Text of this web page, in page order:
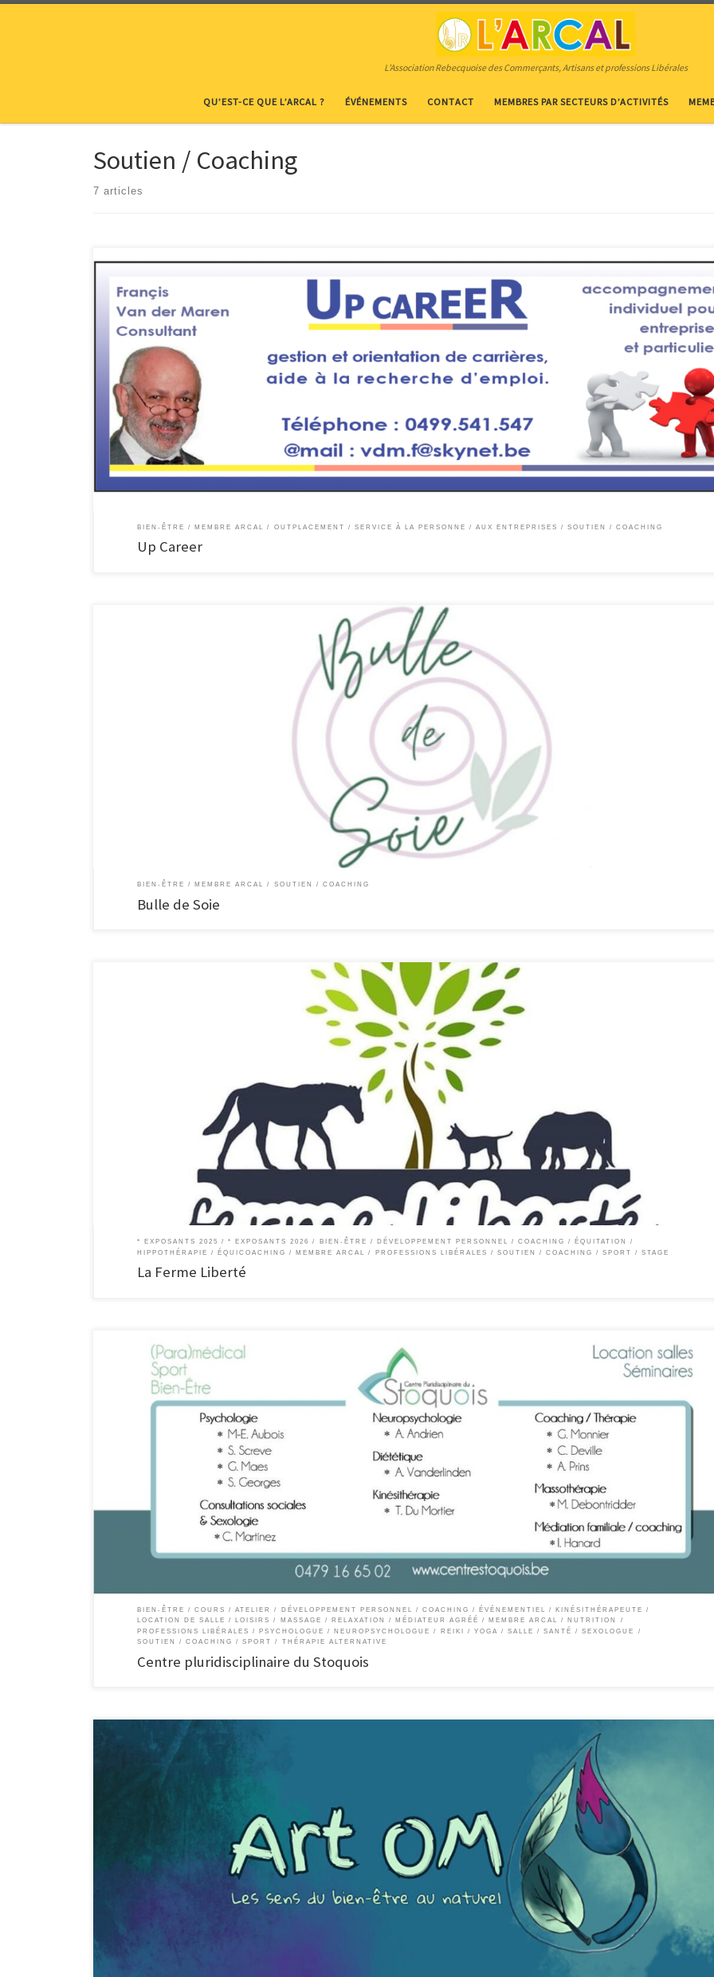
L’Association Rebecquoise des Commerçants, Artisans et professions Libérales
QU’EST-CE QUE L’ARCAL ? ÉVÉNEMENTS CONTACT MEMBRES PAR SECTEURS D’ACTIVITÉS
Soutien / Coaching
7 articles
Up Career Conseil en gestion et orientation de carrière, outplacement Conseil en gestion et orientation de carrière Outplacement
individuel pour entreprises et particuliers Rue Docteur Colson, 76 1430 REBECQ GSM.: +32.499.54.15.47
BIEN-ÊTRE MEMBRE ARCAL OUTPLACEMENT SERVICE À LA PERSONNE / AUX ENTREPRISES SOUTIEN / COACHING
Up Career
Bulle de Soie Ateliers psycho-créatifs, soutien émotionnel et relationel C’est le moment de prendre soin de soi et d’en profiter pour se poser et se
déposer dans les ateliers « Bulle de Soie ». Services Ateliers psycho-créatifs Soutien émotionnel et relationel pour parents et ados Rue Haute, 10
BIEN-ÊTRE MEMBRE ARCAL SOUTIEN / COACHING
Bulle de Soie
La Ferme Liberté Hippothérapie – Equicoaching – Stage et cours ‘cheval au naturel’ Centre d’hippothérapie & d’équicoaching, de développement
personnel & bien être et ferme d’animation. Services Hippothérapie : Favoriser la connaissance de soi et l’épanouissement de la personne par un
accompagnement basé sur la relation avec le cheval.(séance privée […]
* EXPOSANTS 2025 * EXPOSANTS 2026 BIEN-ÊTRE DÉVELOPPEMENT PERSONNEL / COACHING
ÉQUITATION
HIPPOTHÉRAPIE / ÉQUICOACHING
MEMBRE ARCAL PROFESSIONS LIBÉRALES SOUTIEN / COACHING SPORT STAGE
La Ferme Liberté
Centre Pluridisciplinaire du Stoquois Santé – Psychologie – Sport – Location de salles – Événementiel Activités : Santé Sport Bien-être Mise à
disposition de salles Évènementiel Le centre est composé d’une équipe de professionnels qui vous reçoivent en consultation : quatre
une neuropsychologue un coach/thérapeute/hypnothérapeute/sophrologue une assistante sociale une sexologue un kinésithérapeute
une massothérapeute un coach mental une médiatrice familiale […]
BIEN-ÊTRE COURS / ATELIER DÉVELOPPEMENT PERSONNEL / COACHING ÉVÉNEMENTIEL
KINÉSITHÉRAPEUTE
LOCATION DE SALLE
LOISIRS MASSAGE / RELAXATION MÉDIATEUR AGRÉÉ MEMBRE ARCAL
NUTRITION
PROFESSIONS LIBÉRALES
PSYCHOLOGUE / NEUROPSYCHOLOGUE REIKI / YOGA SALLE SANTÉ
SEXOLOGUE
SOUTIEN / COACHING
SPORT THÉRAPIE ALTERNATIVE
Centre pluridisciplinaire du Stoquois
Art OM Les sens du bien-être au naturel Bienvenue dans l’univers d’Art OM, l’OM résonne comme une invitation à un voyage sensoriel vers le bien-
guidé par les bienfaits de l’art, des huiles essentielles et du Feng Shui. Un espace bienveillant où l’art et la nature s’entremêlent pour prendre